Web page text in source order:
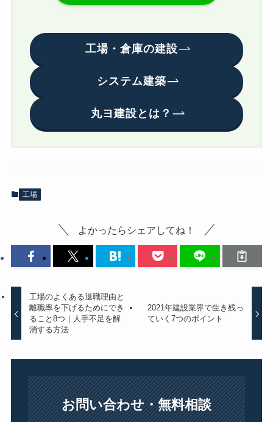
工場・倉庫の建設
システム建築
丸ヨ建設とは？
工場
よかったらシェアしてね！
工場のよくある退職理由と
離職率を下げるためにでき
ること8つ｜人手不足を解
消する方法
2021年建設業界で生き残っ
ていく7つのポイント
お問い合わせ・無料相談